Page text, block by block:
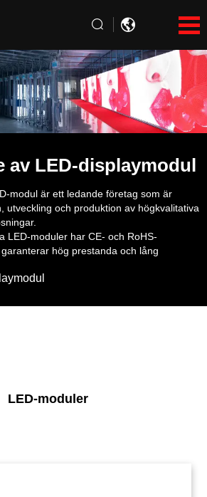
av LED-displaymodul
modul är ett ledande företag som är
utveckling och produktion av högkvalitativa
LED-moduler har CE- och RoHS-
hög prestanda och lång
distributörer, handlare och agenter är
LED-moduler